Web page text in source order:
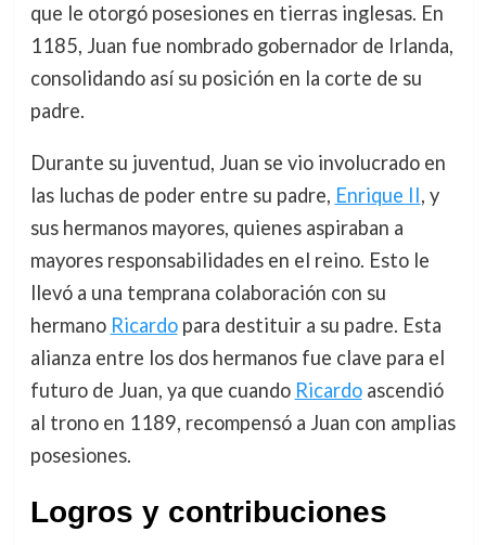
que le otorgó posesiones en tierras inglesas. En
1185, Juan fue nombrado gobernador de Irlanda,
consolidando así su posición en la corte de su
padre.
Durante su juventud, Juan se vio involucrado en
las luchas de poder entre su padre, Enrique II, y
sus hermanos mayores, quienes aspiraban a
mayores responsabilidades en el reino. Esto le
llevó a una temprana colaboración con su
hermano Ricardopara destituir a su padre. Esta
alianza entre los dos hermanos fue clave para el
futuro de Juan, ya que cuando Ricardoascendió
al trono en 1189, recompensó a Juan con amplias
posesiones.
Logros y contribuciones